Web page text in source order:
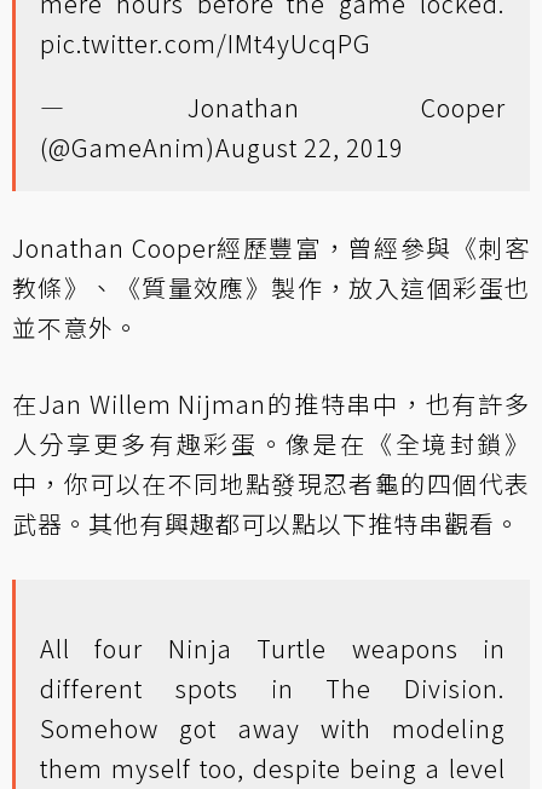
pic.twitter.com/IMt4yUcqPG
— Jonathan Cooper
(@GameAnim)August 22, 2019
Jonathan Cooper經歷豐富，曾經參與《刺客
教條》、《質量效應》製作，放入這個彩蛋也
並不意外。
在Jan Willem Nijman的推特串中，也有許多
人分享更多有趣彩蛋。像是在《全境封鎖》
中，你可以在不同地點發現忍者龜的四個代表
武器。其他有興趣都可以點以下推特串觀看。
All four Ninja Turtle weapons in
different spots in The Division.
Somehow got away with modeling
them myself too, despite being a level